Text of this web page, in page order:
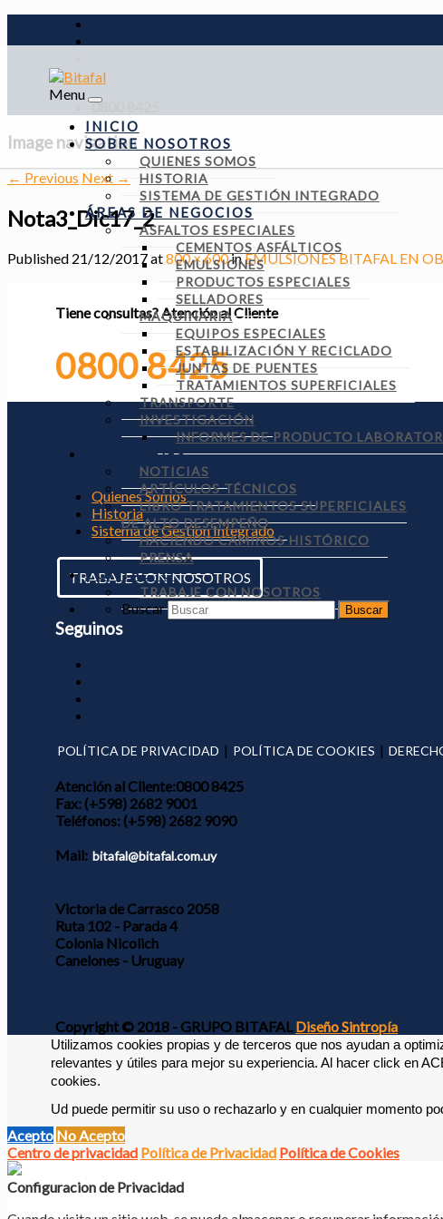
0800 8425
Menu
INICIO
SOBRE NOSOTROS
QUIENES SOMOS
HISTORIA
SISTEMA DE GESTIÓN INTEGRADO
ÁREAS DE NEGOCIOS
ASFALTOS ESPECIALES
CEMENTOS ASFÁLTICOS
EMULSIONES
PRODUCTOS ESPECIALES
SELLADORES
MAQUINARIA
EQUIPOS ESPECIALES
ESTABILIZACIÓN Y RECICLADO
JUNTAS DE PUENTES
TRATAMIENTOS SUPERFICIALES
TRANSPORTE
INVESTIGACIÓN
INFORMES DE PRODUCTO
NOVEDADES
NOTICIAS
ARTÍCULOS TÉCNICOS
LIBRO TRATAMIENTOS SUPERFICIALES
DE ALTO DESEMPEÑO
HACIENDO CAMINOS HISTÓRICO
PRENSA
CONTACTO
TRABAJE CON NOSOTROS
Buscar
Image navigation
← Previous Next →
Nota3_Dic17_2
Published 21/12/2017at800 × 600inEMULSIONES BITAFAL EN
Tiene consultas?Atención al Cliente
0800 8425
Quienes Somos
Historia
Sistema de Gestión Integrado
TRABAJE CON NOSOTROS
Seguinos
POLÍTICA DE PRIVACIDAD | POLÍTICA DE COOKIES |
Atención al Cliente:0800 8425
Fax:(+598) 2682 9001
Teléfonos:(+598) 2682 9090
Mail: bitafal@bitafal.com.uy
Victoria de Carrasco 2058
Ruta 102 - Parada 4
Colonia Nicolich
Canelones - Uruguay
Copyright © 2018 - GRUPO BITAFALDiseño Sintropía
Utilizamos cookies propias y de terceros que nos ayudan a
relevantes y útiles para mejor su experiencia. Al hacer click en
cookies.
Ud puede permitir su uso o rechazarlo y en cualquier momento
Acepto No Acepto
Centro de privacidad Política de Privacidad Política de Cookies
Configuracion de Privacidad